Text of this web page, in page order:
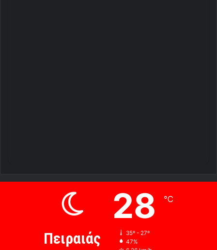
Πειραιάς
28 ℃
35º - 27º
47%